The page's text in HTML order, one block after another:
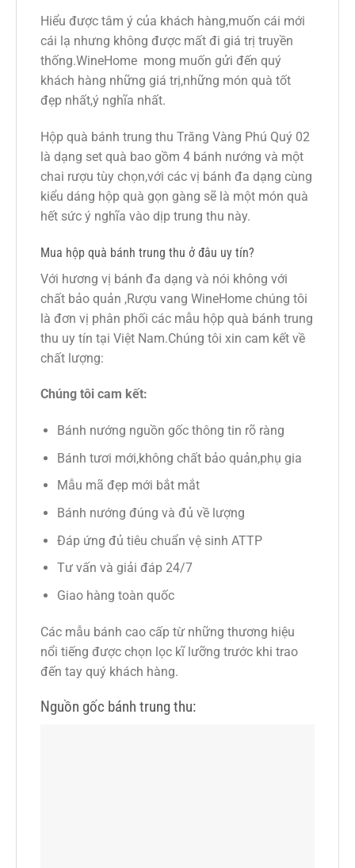
Hiểu được tâm ý của khách hàng,muốn cái mới
cái lạ nhưng không được mất đi giá trị truyền
thống.WineHome mong muốn gửi đến quý
khách hàng những giá trị,những món quà tốt
đẹp nhất,ý nghĩa nhất.
Hộp quà bánh trung thu Trăng Vàng Phú Quý 02
là dạng set quà bao gồm 4 bánh nướng và một
chai rượu tùy chọn,với các vị bánh đa dạng cùng
kiểu dáng hộp quà gọn gàng sẽ là một món quà
hết sức ý nghĩa vào dịp trung thu này.
Mua hộp quà bánh trung thu ở đâu uy tín?
Với hương vị bánh đa dạng và nói không với
chất bảo quản ,Rượu vang WineHome chúng tôi
là đơn vị phân phối các mẫu hộp quà bánh trung
thu uy tín tại Việt Nam.Chúng tôi xin cam kết về
chất lượng:
Chúng tôi cam kết:
Bánh nướng nguồn gốc thông tin rõ ràng
Bánh tươi mới,không chất bảo quản,phụ gia
Mẫu mã đẹp mới bắt mắt
Bánh nướng đúng và đủ về lượng
Đáp ứng đủ tiêu chuẩn vệ sinh ATTP
Tư vấn và giải đáp 24/7
Giao hàng toàn quốc
Các mẫu bánh cao cấp từ những thương hiệu
nổi tiếng được chọn lọc kĩ lưỡng trước khi trao
đến tay quý khách hàng.
Nguồn gốc bánh trung thu: